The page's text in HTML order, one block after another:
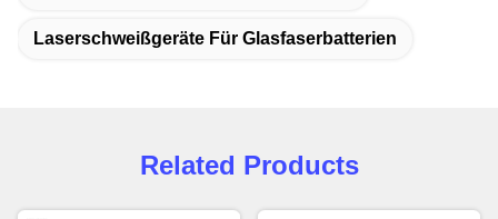
Laserschweißgeräte Für Glasfaserbatterien
Related Products